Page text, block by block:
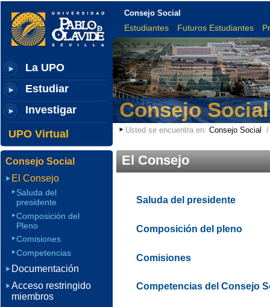
La UPO
Estudiar
Investigar
UPO Virtual
Consejo Social
Estudiantes Futuros Estudiantes
Consejo Social
Usted se encuentra en: Consejo Social
El Consejo
Saluda del presidente
Composición del pleno
Comisiones
Competencias del Consejo
Consejo Social
El Consejo
Saluda del
presidente
Composición del
Pleno
Comisiones
Competencias
Documentación
Acceso restringido
miembros